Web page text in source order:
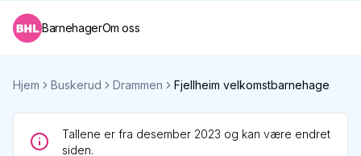
BarnehagerOm oss
Hjem Buskerud Drammen Fjellheim velkomstbarnehage
Tallene er fra desember 2023 og kan være endret
siden.